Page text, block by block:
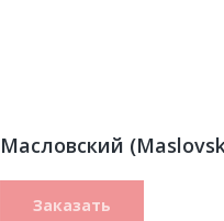
Масловский
Заказать